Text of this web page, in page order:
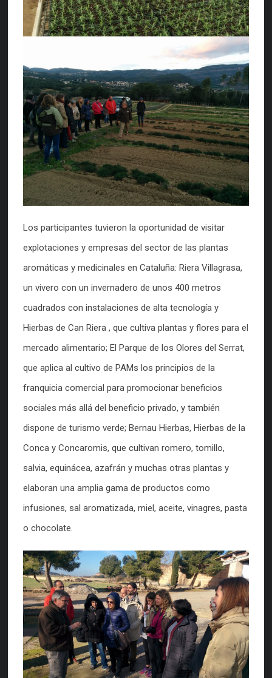
Los participantes tuvieron la oportunidad de visitar
explotaciones y empresas del sector de las plantas
aromáticas y medicinales en Cataluña: Riera Villagrasa,
un vivero con un invernadero de unos 400 metros
cuadrados con instalaciones de alta tecnología y
Hierbas de Can Riera , que cultiva plantas y flores para el
mercado alimentario; El Parque de los Olores del Serrat,
que aplica al cultivo de PAMs los principios de la
franquicia comercial para promocionar beneficios
sociales más allá del beneficio privado, y también
dispone de turismo verde; Bernau Hierbas, Hierbas de la
Conca y Concaromis, que cultivan romero, tomillo,
salvia, equinácea, azafrán y muchas otras plantas y
elaboran una amplia gama de productos como
infusiones, sal aromatizada, miel, aceite, vinagres, pasta
o chocolate.